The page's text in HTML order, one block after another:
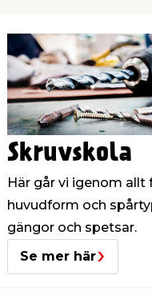
Skruvskola
Här går vi igenom allt
huvudform och
gängor och spetsar.
Se mer här